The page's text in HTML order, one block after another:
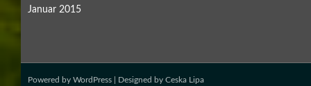
Januar 2015
Powered by WordPress | Designed by Ceska Lipa